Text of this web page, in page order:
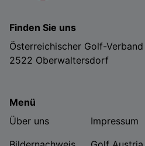
Finden Sie uns
Österreichischer Golf-
2522 Oberwaltersdorf
Menü
Über uns
Impressum